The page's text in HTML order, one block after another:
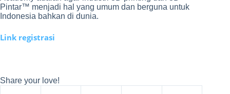
Pintar™ menjadi hal yang umum dan berguna untuk
Indonesia bahkan di dunia.
Link registrasi
Share your love!